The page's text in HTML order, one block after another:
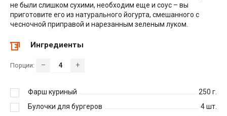
не были слишком сухими, необходим еще и соус – вы
приготовите его из натурального йогурта, смешанного с
чесночной приправой и нарезанным зеленым луком.
Ингредиенты
Порции: – +
Фарш куриный 250 г.
Булочки для бургеров
4шт.